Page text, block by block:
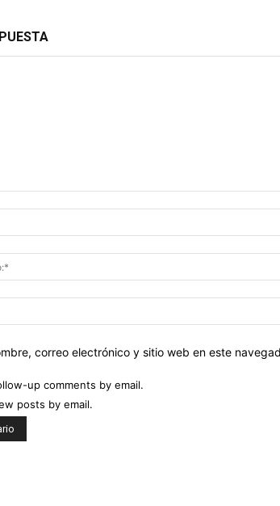
correo electrónico y sitio web en este
up comments by email.
posts by email.